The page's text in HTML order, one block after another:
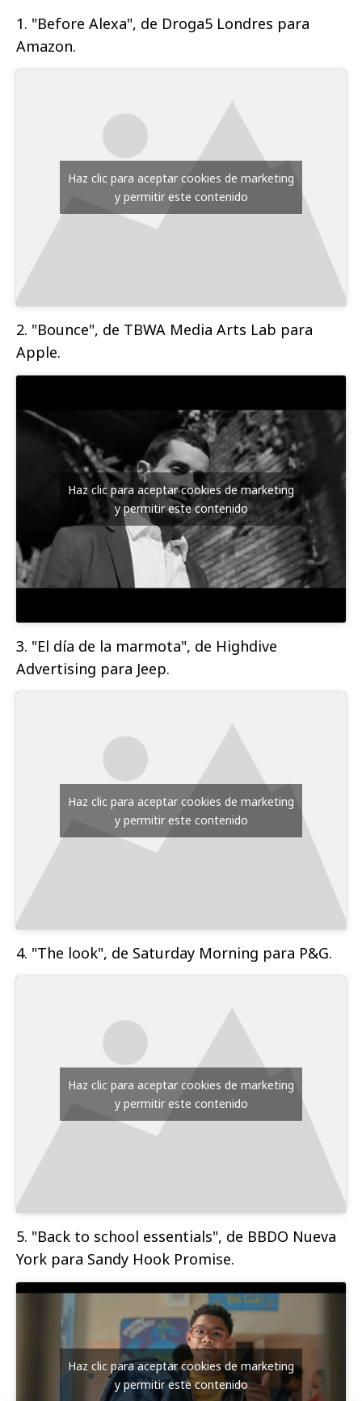
1. "Before Alexa", de Droga5 Londres para
Amazon.
Haz clic para aceptar cookies de marketing
y permitir este contenido
2. "Bounce", de TBWA Media Arts Lab para
Apple.
Haz clic para aceptar cookies de marketing
y permitir este contenido
3. "El día de la marmota", de Highdive
Advertising para Jeep.
Haz clic para aceptar cookies de marketing
y permitir este contenido
4. "The look", de Saturday Morning para P&G.
Haz clic para aceptar cookies de marketing
y permitir este contenido
5. "Back to school essentials", de BBDO Nueva
York para Sandy Hook Promise.
Haz clic para aceptar cookies de marketing
y permitir este contenido